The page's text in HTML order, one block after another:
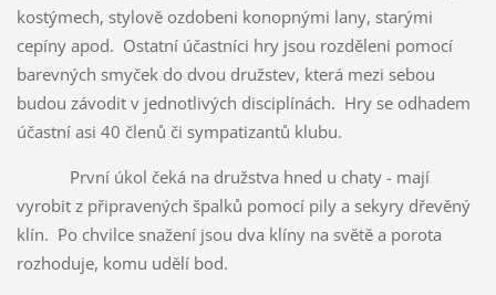
kostýmech, stylově ozdobeni konopnými lany, starými
cepíny apod. Ostatní účastníci hry jsou rozděleni pomocí
barevných smyček do dvou družstev, která mezi sebou
budou závodit v jednotlivých disciplínách. Hry se odhadem
účastní asi 40 členů či sympatizantů klubu.
První úkol čeká na družstva hned u chaty - mají
vyrobit z připravených špalků pomocí pily a sekyry dřevěný
klín. Po chvilce snažení jsou dva klíny na světě a porota
rozhoduje, komu udělí bod.